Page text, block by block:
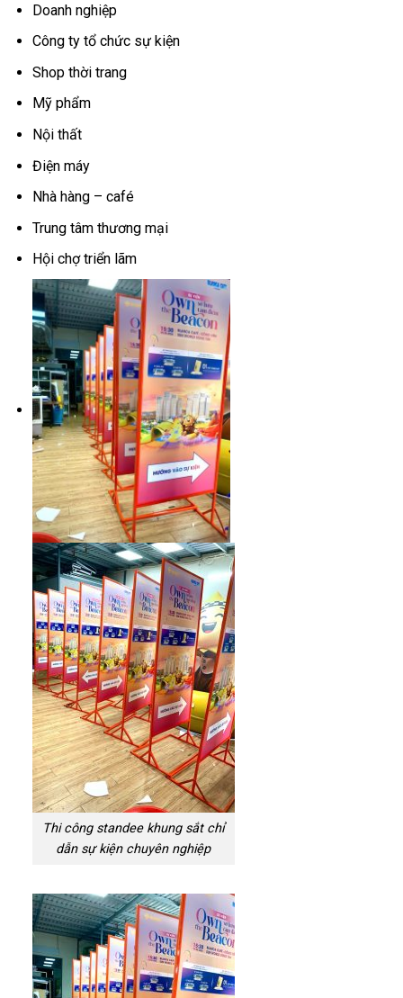
Doanh nghiệp
Công ty tổ chức sự kiện
Shop thời trang
Mỹ phẩm
Nội thất
Điện máy
Nhà hàng – café
Trung tâm thương mại
Hội chợ triển lãm
Thi công standee khung sắt chỉ
dẫn sự kiện chuyên nghiệp